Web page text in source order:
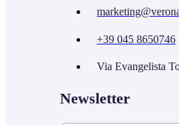
+39 045 8650746
Via Evangelista
Newsletter